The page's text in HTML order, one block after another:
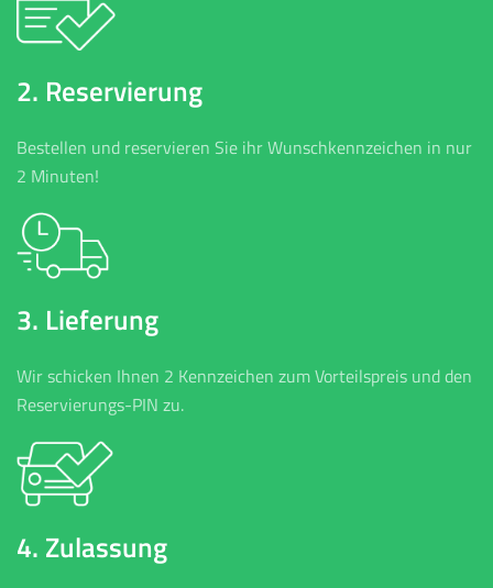
2. Reservierung
Bestellen und reservieren Sie ihr Wunschkennzeichen in nur
2 Minuten!
3. Lieferung
Wir schicken Ihnen 2 Kennzeichen zum Vorteilspreis und den
Reservierungs-PIN zu.
4. Zulassung